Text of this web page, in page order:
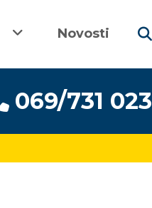
Novosti
069/731 023